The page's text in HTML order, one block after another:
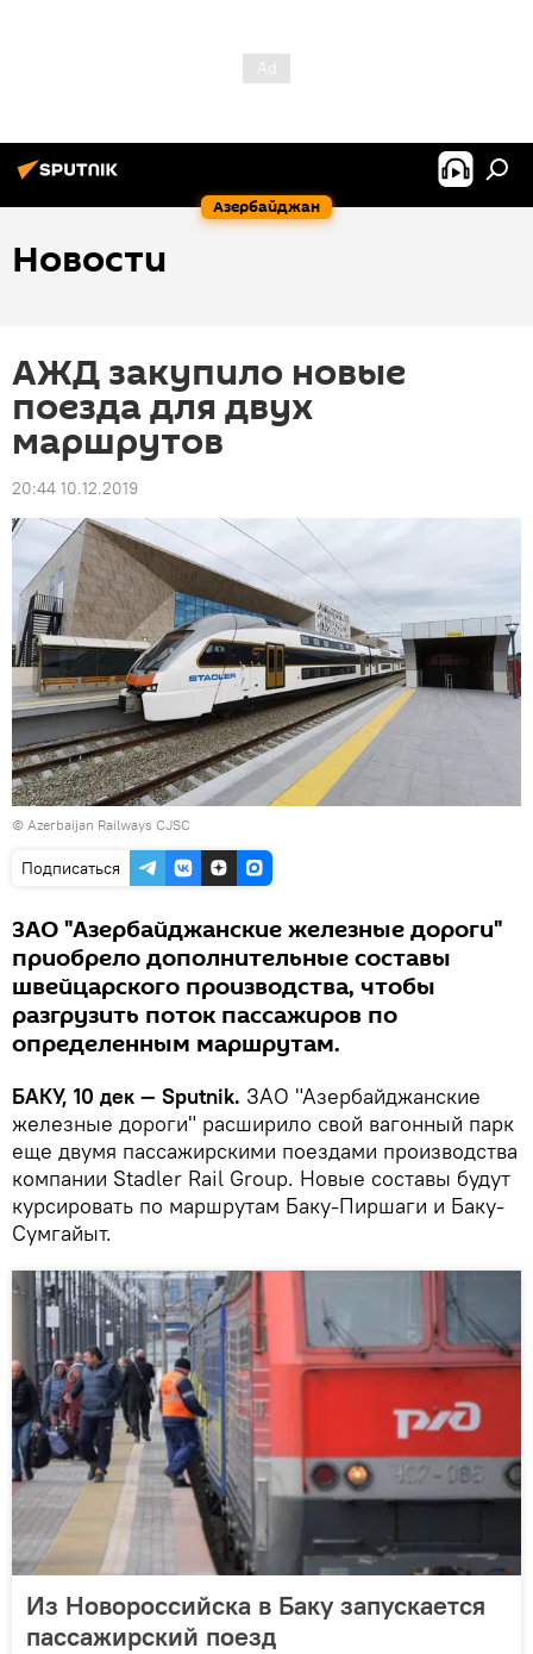
Азербайджан
Новости
АЖД закупило новые
поезда для двух
маршрутов
20:44 10.12.2019
© Azerbaijan Railways CJSC
Подписаться
ЗАО "Азербайджанские железные дороги"
приобрело дополнительные составы
швейцарского производства, чтобы
разгрузить поток пассажиров по
определенным маршрутам.
БАКУ, 10 дек — Sputnik. ЗАО "Азербайджанские
железные дороги" расширило свой вагонный парк
еще двумя пассажирскими поездами производства
компании Stadler Rail Group. Новые составы будут
курсировать по маршрутам Баку-Пиршаги и Баку-
Сумгайыт.
Из Новороссийска в Баку запускается
пассажирский поезд